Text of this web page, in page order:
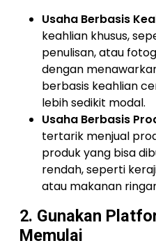
Usaha Berbasis
keahlian khusus,
penulisan, atau
dengan
berbasis keahlian
lebih sedikit modal.
Usaha Berbasis
tertarik menjual
produk yang bisa
rendah, seperti
atau makanan
2. Gunakan
Memulai